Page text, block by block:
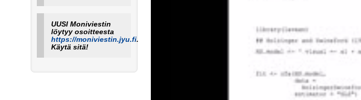
UUSI Moniviestin
löytyy osoitteesta
https://moniviestin.jyu.fi.
Käytä sitä!